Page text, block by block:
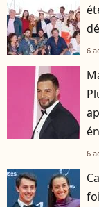
6
6